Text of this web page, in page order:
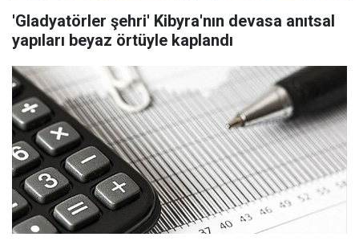
'Gladyatörler şehri' Kibyra'nın devasa anıtsal
yapıları beyaz örtüyle kaplandı